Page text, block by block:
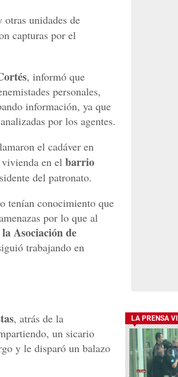
otras unidades de
capturas por el
, informó que
personales,
información, ya que
por los agentes.
el cadáver en
en el barrio
del patronato.
tenían conocimiento que
por lo que al
la Asociación de
trabajando en
, atrás de la
un sicario
y le disparó un balazo
LA PRENSA